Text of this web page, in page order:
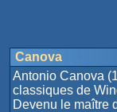
Canova
Antonio Canova
classiques de
Devenu le maître